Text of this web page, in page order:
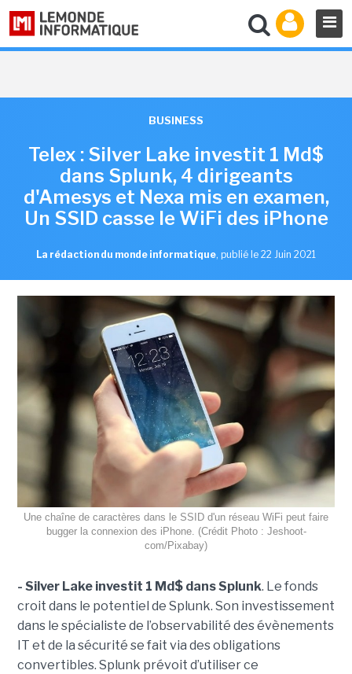
BUSINESS
Telex : Silver Lake investit 1 Md$
dans Splunk, 4 dirigeants
d'Amesys et Nexa mis en examen,
Un SSID casse le WiFi des iPhone
La rédaction du monde informatique, publié le 22 Juin 2021
Une chaîne de caractères dans le SSID d'un réseau WiFi peut faire
bugger la connexion des iPhone. (Crédit Photo : Jeshoot-
com/Pixabay)
- Silver Lake investit 1 Md$ dans Splunk. Le fonds
croit dans le potentiel de Splunk. Son investissement
dans le spécialiste de l’observabilité des évènements
IT et de la sécurité se fait via des obligations
convertibles. Splunk prévoit d’utiliser ce